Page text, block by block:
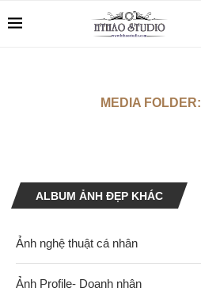
MEDIA FOLDER:
ALBUM ẢNH ĐẸP KHÁC
Ảnh nghệ thuật cá nhân
Ảnh Profile- Doanh nhân